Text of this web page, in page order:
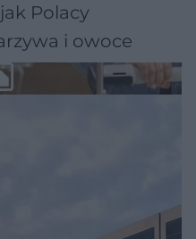
Polacy
i owoce